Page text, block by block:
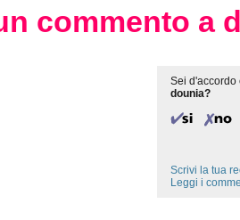
commento a
Sei d'accordo
dounia?
Scrivi la tua
Leggi i